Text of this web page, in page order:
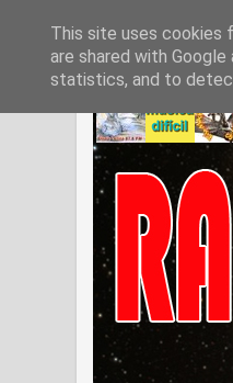
This site uses cookies
are shared with
statistics, and to